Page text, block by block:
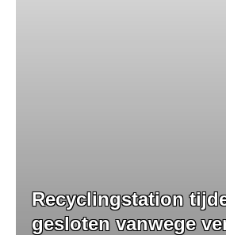
Recyclingstation
gesloten vanwege